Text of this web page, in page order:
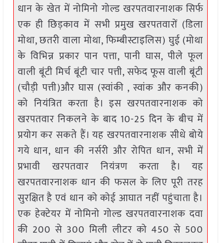
धान के खेत में नोमिनो गोल्ड खरपतवारनाशक सिर्फ
एक ही छिड़काव में सभी प्रमुख खरपतवारों (डिला
मोथा, छतरी वाला मोथा, फिम्बीस्टाइलिस) घुई (मोथा
के विभिन्न प्रकार पान पत्ता, पानी घास, पीले फूल
वाली बूंटी मिर्च बूंटी चार पत्ती, सफेद फूस वाली बूंटी
(चौड़ी पत्ती)और घास (स्वांकी , स्वांक और कनकी)
को नियंत्रित करता है। इस खरपतवारनाशक को
खरपतवार निकलने के बाद 10-25 दिन के बीच में
प्रयोग कर सकते हैं। यह खरपतवारनाशक सीधे बोये
गये धान, धान की नर्सरी और रोपित धान, सभी में
प्रभावी खरपतवार नियंत्रण करता है। यह
खरपतवारनाशक धान की फसल के लिए पूरी तरह
सुरक्षित है एवं धान को कोई आघात नहीं पहुंचाता है।
एक हेक्टेयर में नोमिनो गोल्ड खरपतवारनाशक दवा
की 200 से 300 मिली लीटर को 450 से 500